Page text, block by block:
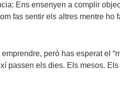
Ens ensenyen a complir
fas sentir els altres mentre ho
però has esperat el
passen els dies. Els mesos.